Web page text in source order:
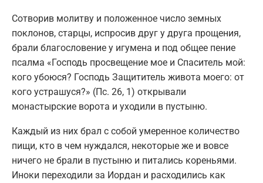
Сотворив молитву и положенное число земных
поклонов, старцы, испросив друг у друга прощения,
брали благословение у игумена и под общее пение
псалма «Господь просвещение мое и Спаситель мой:
кого убоюся? Господь Защититель живота моего: от
кого устрашуся?» (Пс. 26, 1) открывали
монастырские ворота и уходили в пустыню.
Каждый из них брал с собой умеренное количество
пищи, кто в чем нуждался, некоторые же и вовсе
ничего не брали в пустыню и питались кореньями.
Иноки переходили за Иордан и расходились как